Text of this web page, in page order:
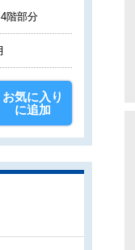
階部分
お気に入り
に追加